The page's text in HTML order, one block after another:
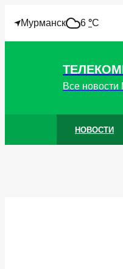
Мурманск!6 °C
Все
НОВОСТИ